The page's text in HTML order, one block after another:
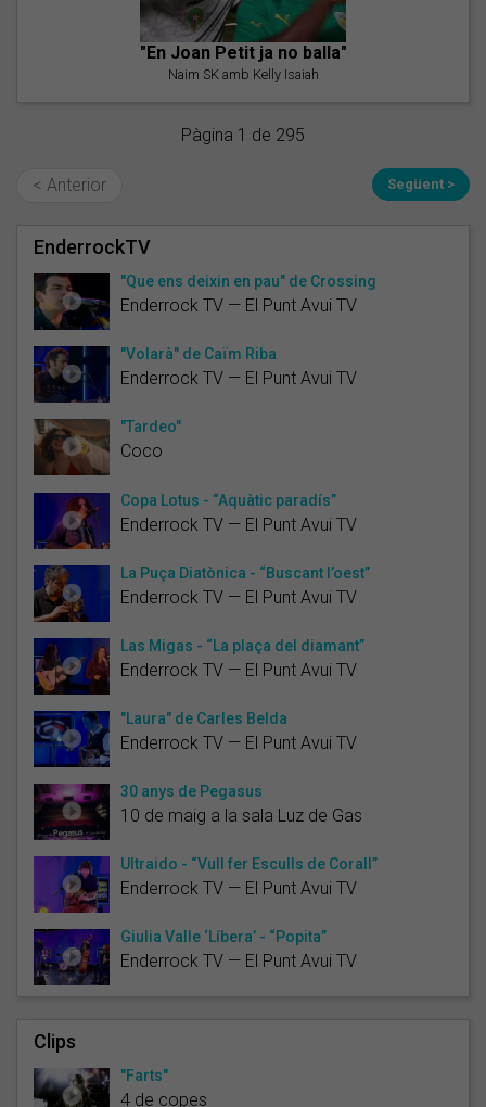
"En Joan Petit ja no balla"
Naim SK amb Kelly Isaiah
Pàgina 1 de 295
< Anterior Següent >
EnderrockTV
"Que ens deixin en pau" de Crossing
Enderrock TV — El Punt Avui TV
"Volarà" de Caïm Riba
Enderrock TV — El Punt Avui TV
"Tardeo"
Coco
Copa Lotus - “Aquàtic paradís”
Enderrock TV — El Punt Avui TV
La Puça Diatònica - “Buscant l’oest”
Enderrock TV — El Punt Avui TV
Las Migas - “La plaça del diamant”
Enderrock TV — El Punt Avui TV
"Laura" de Carles Belda
Enderrock TV — El Punt Avui TV
30 anys de Pegasus
10 de maig a la sala Luz de Gas
Ultraido - “Vull fer Esculls de Corall”
Enderrock TV — El Punt Avui TV
Giulia Valle ‘Líbera’ - “Popita”
Enderrock TV — El Punt Avui TV
Clips
"Farts"
4 de copes